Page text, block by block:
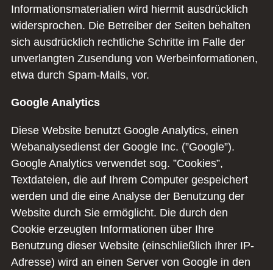
Informationsmaterialien wird hiermit ausdrücklich
widersprochen. Die Betreiber der Seiten behalten
sich ausdrücklich rechtliche Schritte im Falle der
unverlangten Zusendung von Werbeinformationen,
etwa durch Spam-Mails, vor.
Google Analytics
Diese Website benutzt Google Analytics, einen
Webanalysedienst der Google Inc. (”Google”).
Google Analytics verwendet sog. ”Cookies”,
Textdateien, die auf Ihrem Computer gespeichert
werden und die eine Analyse der Benutzung der
Website durch Sie ermöglicht. Die durch den
Cookie erzeugten Informationen über Ihre
Benutzung dieser Website (einschließlich Ihrer IP-
Adresse) wird an einen Server von Google in den